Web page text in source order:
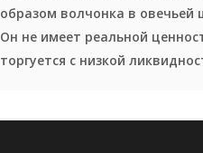
образом волчонка в овечьей
Он не имеет реальной
торгуется с низкой